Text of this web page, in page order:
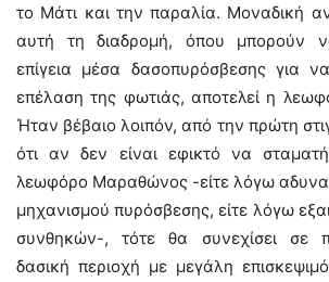
το Μάτι και την παραλία. Μοναδική
αυτή τη διαδρομή, όπου μπορούν
επίγεια μέσα δασοπυρόσβεσης για
επέλαση της φωτιάς, αποτελεί η
Ήταν βέβαιο λοιπόν, από την πρώτη
ότι αν δεν είναι εφικτό να
λεωφόρο Μαραθώνος -είτε λόγω
μηχανισμού πυρόσβεσης, είτε λόγω
συνθηκών-, τότε θα συνεχίσει σε
δασική περιοχή με μεγάλη